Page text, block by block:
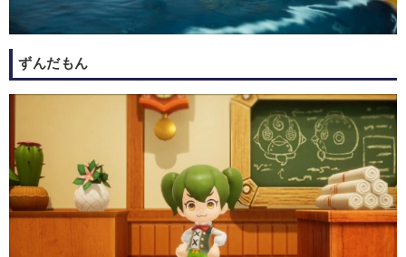
ずんだもん